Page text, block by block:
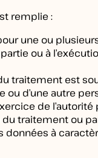
remplie :
une ou
ou à
traitement est
d’une autre
de
traitement ou
à